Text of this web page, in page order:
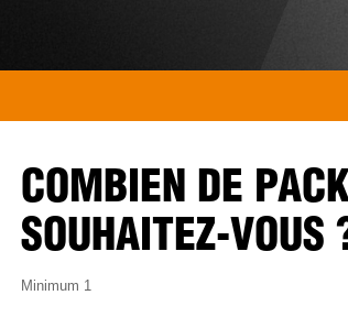
COMBIEN DE
SOUHAITEZ-VOUS
Minimum 1